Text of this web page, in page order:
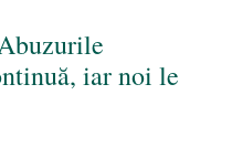
iar noi le